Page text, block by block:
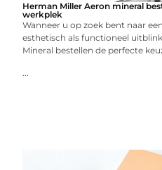
Herman Miller Aeron mineral
werkplek
Wanneer u op zoek bent naar
esthetisch als functioneel
Mineral bestellen de perfecte
...